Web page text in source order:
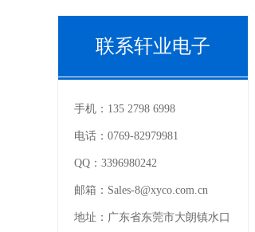
联系轩业电子
手机： 135 2798 6998
电话： 0769-82979981
QQ： 3396980242
邮箱： Sales-8@xyco.com.cn
地址： 广东省东莞市大朗镇水口